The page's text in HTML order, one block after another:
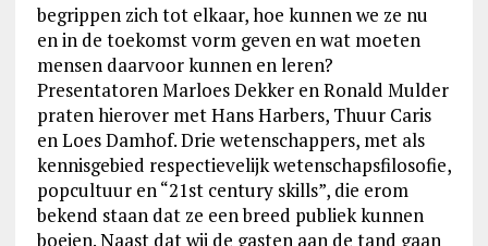
begrippen zich tot elkaar, hoe kunnen we ze nu
en in de toekomst vorm geven en wat moeten
mensen daarvoor kunnen en leren?
Presentatoren Marloes Dekker en Ronald Mulder
praten hierover met Hans Harbers, Thuur Caris
en Loes Damhof. Drie wetenschappers, met als
kennisgebied respectievelijk wetenschapsfilosofie,
popcultuur en “21st century skills”, die erom
bekend staan dat ze een breed publiek kunnen
boeien. Naast dat wij de gasten aan de tand gaan